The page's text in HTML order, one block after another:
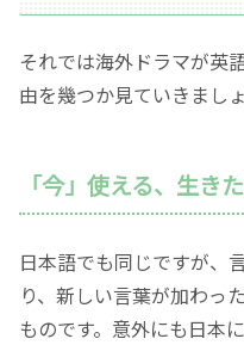
それでは海外ドラマが英
由を幾つか見ていきましょ
「今」使える、生き
日本語でも同じですが、
り、新しい言葉が加わっ
ものです。意外にも日本